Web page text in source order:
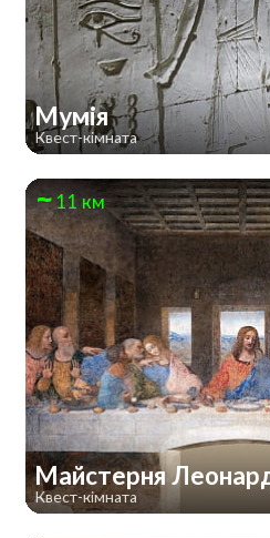
Мумія
Квест-кімната
11 км
Майстерня
Квест-кімната